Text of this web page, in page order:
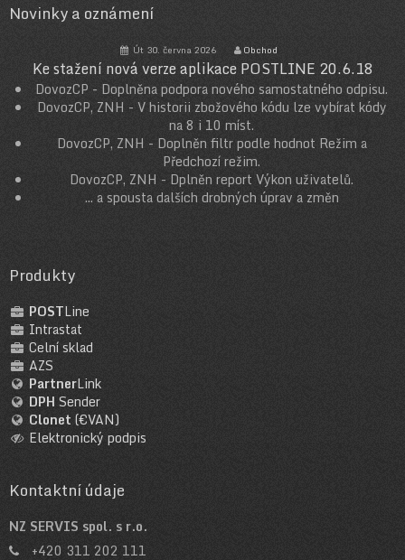
Novinky a oznámení
Út 30. června 2026 Obchod
Ke stažení nová verze aplikace POSTLINE 20.6.18
DovozCP - Doplněna podpora nového samostatného odpisu.
DovozCP, ZNH - V historii zbožového kódu lze vybírat kódy
na 8 i 10 míst.
DovozCP, ZNH - Doplněn filtr podle hodnot Režim a
Předchozí režim.
DovozCP, ZNH - Dplněn report Výkon uživatelů.
... a spousta dalších drobných úprav a změn
Produkty
POSTLine
Intrastat
Celní sklad
AZS
PartnerLink
DPH Sender
Clonet (€VAN)
Elektronický podpis
Kontaktní údaje
NZ SERVIS spol. s r.o.
+420 311 202 111